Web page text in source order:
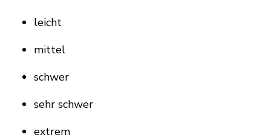
leicht
mittel
schwer
sehr schwer
extrem